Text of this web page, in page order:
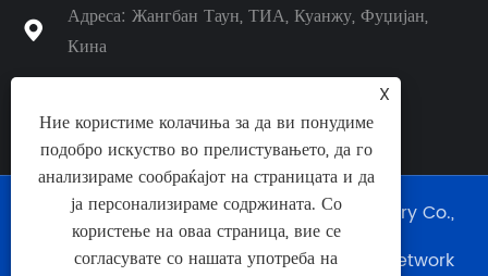

Адреса: Жангбан Таун, ТИА, Куанжу, Фуџијан,
Кина
Авторски права © 2024 Quangong Machinery Co.,
Ltd. Сите права се задржани.
Техничка поддршка на веб-страница:Tianyu Network
X
Ние користиме колачиња за да ви понудиме
подобро искуство во прелистувањето, да го
анализираме сообраќајот на страницата и да
ја персонализираме содржината. Со
користење на оваа страница, вие се
согласувате со нашата употреба на